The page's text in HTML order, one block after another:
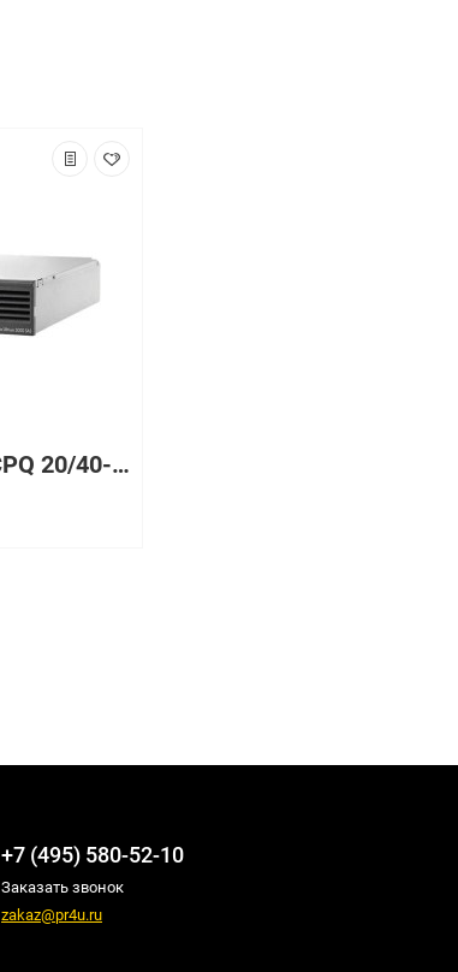
Стример HP CPQ 20/40-GB Int SCSI DLT Ldr [146017-001]
+7 (495) 580-52-10
Заказать звонок
zakaz@pr4u.ru